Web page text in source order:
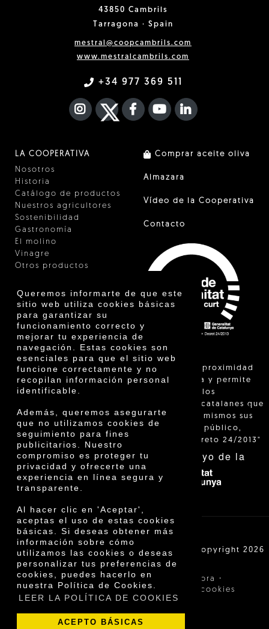
Queremos informarte de que este
sitio web utiliza cookies básicas
para garantizar su
funcionamiento correcto y
mejorar tu experiencia de
navegación. Estas cookies son
esenciales para que el sitio web
funcione correctamente y no
recopilan información personal
identificable.
Además, queremos asegurarte
que no utilizamos cookies de
seguimiento para fines
publicitarios. Nuestro
compromiso es proteger tu
privacidad y ofrecerte una
experiencia en línea segura y
transparente.
Al hacer clic en 'Aceptar',
aceptas el uso de estas cookies
básicas. Si deseas obtener más
información sobre cómo
utilizamos las cookies o deseas
personalizar tus preferencias de
cookies, puedes hacerlo en
nuestra Política de Cookies.
LEER LA POLÍTICA DE COOKIES
ACEPTO BÁSICAS
43850 Cambrils
Tarragona · Spain
mestral@coopcambrils.com
www.mestralcambrils.com
+34 977 369 511
INSTAGRAM
TWITTER
FACEBOOK F
YOUTUBEFA LINKEDIN
LA COOPERATIVA
Nosotros
Historia
Catálogo de productos
Nuestros agricultores
Sostenibilidad
Gastronomía
El molino
Vinagre
Otros productos
Premios
Innovación
Comprar aceite oliva
Almazara
Vídeo de la Cooperativa
Contacto
"La venta de proximidad
está regulada y permite
identificar a los
agricultores catalanes que
venden ellos mismos sus
productos al público,
según el Decreto 24/2013"
Con el apoyo de la
Cooperativa Agrícola de Cambrils SCCL | Copyright 2026
Aviso legal· Condiciones de compra ·
Política de privacidad · Política de cookies